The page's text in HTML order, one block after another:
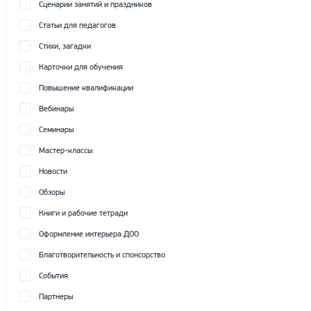
Сценарии занятий и праздников
Статьи для педагогов
Стихи, загадки
Карточки для обучения
Повышение квалификации
Вебинары
Семинары
Мастер-классы
Новости
Обзоры
Книги и рабочие тетради
Оформление интерьера ДОО
Благотворительность и спонсорство
События
Партнеры